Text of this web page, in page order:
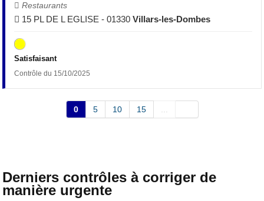
Restaurants
15 PL DE L EGLISE - 01330Villars-les-Dombes
Satisfaisant
Contrôle du 15/10/2025
0 5 10 15 ...
Derniers contrôles à corriger de
manière urgente